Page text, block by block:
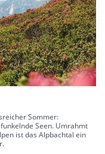
Sommer:
Seen. Umrahmt
ist das Alpbachtal ein